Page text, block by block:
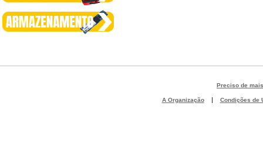
Preciso de
A Organização | Condições de